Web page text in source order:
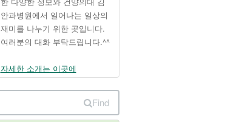
안과병원에서 일어나는 일상의
재미를 나누기 위한 곳입니다.
여러분의 대화 부탁드립니다.^^
자세한 소개는 이곳에
Find